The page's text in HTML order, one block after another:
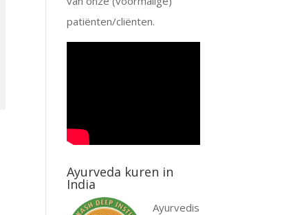
patiënten/cliënten.
Ayurveda kuren in
India
Ayurvedis